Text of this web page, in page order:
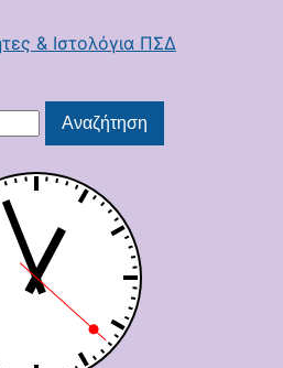
& Ιστολόγια ΠΣΔ
Αναζήτηση